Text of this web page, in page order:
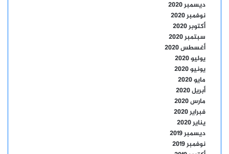
ديسمبر 2020
نوفمبر 2020
أكتوبر 2020
سبتمبر 2020
أغسطس 2020
يوليو 2020
يونيو 2020
مايو 2020
أبريل 2020
مارس 2020
فبراير 2020
يناير 2020
ديسمبر 2019
نوفمبر 2019